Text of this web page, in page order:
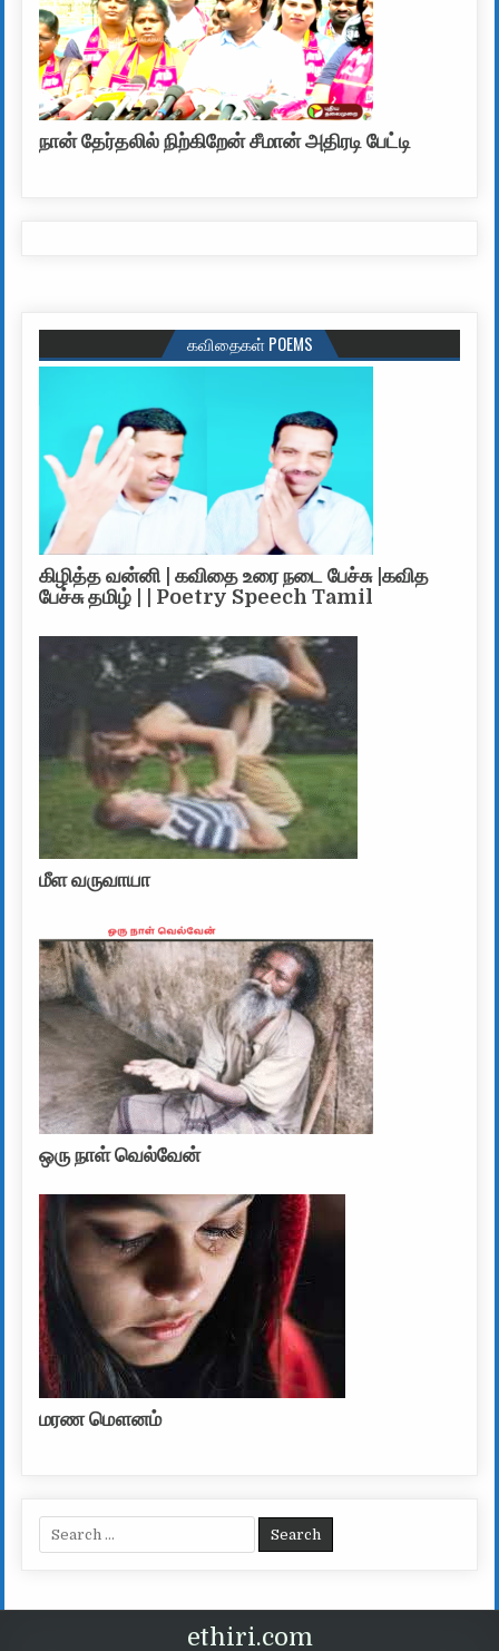
நான் தேர்தலில் நிற்கிறேன் சீமான் அதிரடி பேட்டி
கவிதைகள் POEMS
கிழித்த வன்னி | கவிதை உரை நடை பேச்சு |கவித
பேச்சு தமிழ் | | Poetry Speech Tamil
மீள வருவாயா
ஒரு நாள் வெல்வேன்
மரண மௌனம்
Search for:
ethiri.com